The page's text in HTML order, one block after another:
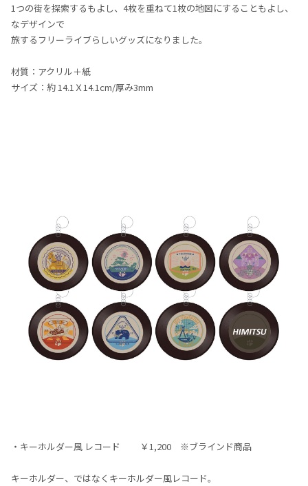
1つの街を探索するもよし、4枚を重ねて1枚の地図にすることもよし、
なデザインで
旅するフリーライブらしいグッズになりました。
材質：アクリル＋紙
サイズ：約 14.1Ｘ14.1cm/厚み3mm
・キーホルダー風 レコード ￥1,200 ※ブラインド商品
キーホルダー、ではなくキーホルダー風レコード。